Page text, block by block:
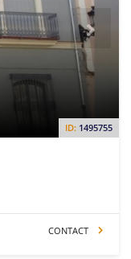
ID: 1495755
CONTACT